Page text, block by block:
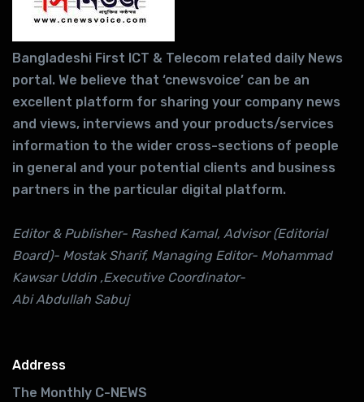
Bangladeshi First ICT & Telecom related daily News
portal. We believe that ‘cnewsvoice’ can be an
excellent platform for sharing your company news
and views, interviews and your products/services
information to the wider cross-sections of people
in general and your potential clients and business
partners in the particular digital platform.
Editor & Publisher- Rashed Kamal, Advisor (Editorial
Board)- Mostak Sharif, Managing Editor- Mohammad
Kawsar Uddin ,Executive Coordinator-
Abi Abdullah Sabuj
Address
The Monthly C-NEWS